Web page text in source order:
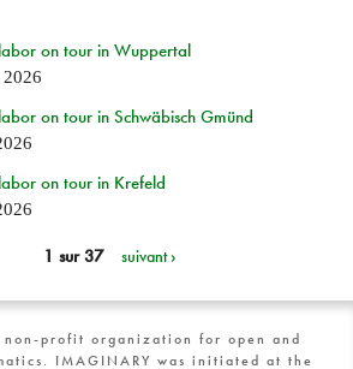
on tour in Wuppertal
on tour in Schwäbisch Gmünd
on tour in Krefeld
1 sur 37 suivant ›
non-profit organization for open and
IMAGINARY was initiated at the